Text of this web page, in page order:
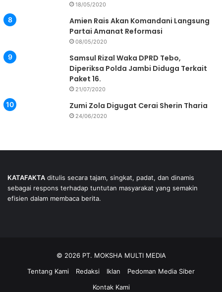
18/05/2020
Amien Rais Akan Komandani Langsung
Partai Amanat Reformasi
08/05/2020
Samsul Rizal Waka DPRD Tebo,
Diperiksa Polda Jambi Diduga Terkait
Paket 16.
21/07/2020
Zumi Zola Digugat Cerai Sherin Tharia
24/06/2020
KATAFAKTA ditulis secara tajam, singkat, padat, dan dinamis
sebagai respons terhadap tuntutan masyarakat yang semakin
efisien dalam membaca berita.
© 2026 PT. MOKSHA MULTI MEDIA
Tentang Kami
Redaksi Iklan
Pedoman Media Siber
Kontak Kami